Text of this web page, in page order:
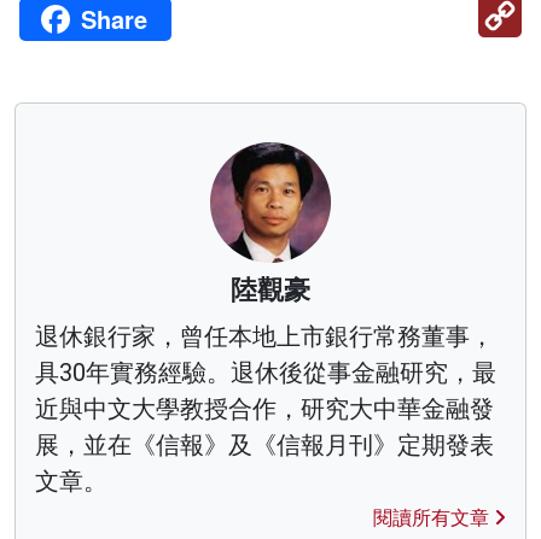
Share
陸觀豪
退休銀行家，曾任本地上市銀行常務董事，
具30年實務經驗。退休後從事金融研究，最
近與中文大學教授合作，研究大中華金融發
展，並在《信報》及《信報月刊》定期發表
文章。
閱讀所有文章